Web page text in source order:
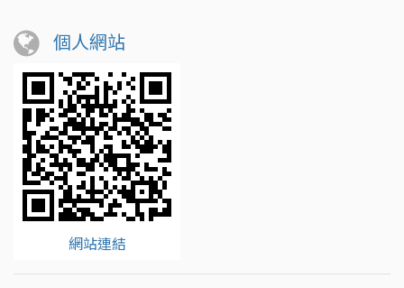
個人網站
網站連結